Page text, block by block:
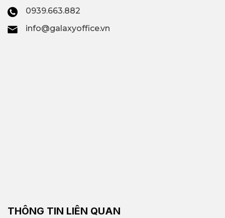
0939.663.882
info@galaxyoffice.vn
THÔNG TIN LIÊN QUAN